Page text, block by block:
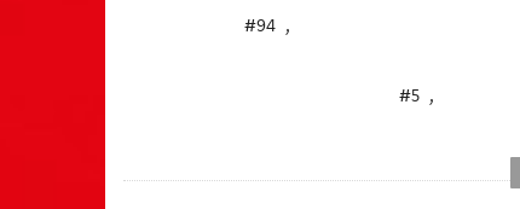
#94 ,
#5 ,